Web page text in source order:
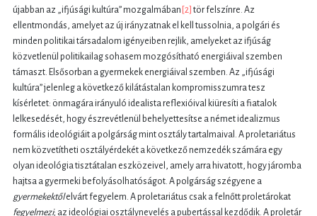
újabban az „ifjúsági kultúra” mozgalmában [2] tör felszínre. Az
ellentmondás, amelyet az új irányzatnak el kell tussolnia, a polgári és
minden politikai társadalom igényeiben rejlik, amelyeket az ifjúság
közvetlenül politikailag sohasem mozgósítható energiáival szemben
támaszt. Elsősorban a gyermekek energiáival szemben. Az „ifjúsági
kultúra” jelenleg a következő kilátástalan kompromisszumra tesz
kísérletet: önmagára irányuló idealista reflexióival kiüresíti a fiatalok
lelkesedését, hogy észrevétlenül behelyettesítse a német idealizmus
formális ideológiáit a polgárság mint osztály tartalmaival. A proletariátus
nem közvetítheti osztályérdekét a következő nemzedék számára egy
olyan ideológia tisztátalan eszközeivel, amely arra hivatott, hogy járomba
hajtsa a gyermeki befolyásolhatóságot. A polgárság szégyene a
gyermekektőlelvárt fegyelem. A proletariátus csak a felnőtt proletárokat
fegyelmezi; az ideológiai osztálynevelés a pubertással kezdődik. A proletár